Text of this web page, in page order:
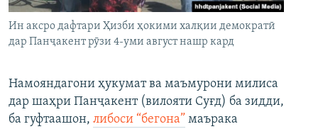
Ин аксро дафтари Ҳизби ҳокими халқии демократӣ
дар Панҷакент рӯзи 4-уми август нашр кард
Намояндагони ҳукумат ва маъмурони милиса
дар шаҳри Панҷакент (вилояти Суғд) ба зидди,
ба гуфтаашон, либоси “бегона” маърака